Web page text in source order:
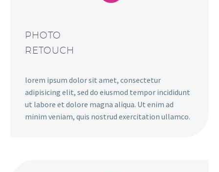
PHOTO
RETOUCH
lorem ipsum dolor sit amet, consectetur
adipisicing elit, sed do eiusmod tempor incididunt
ut labore et dolore magna aliqua. Ut enim ad
minim veniam, quis nostrud exercitation ullamco.